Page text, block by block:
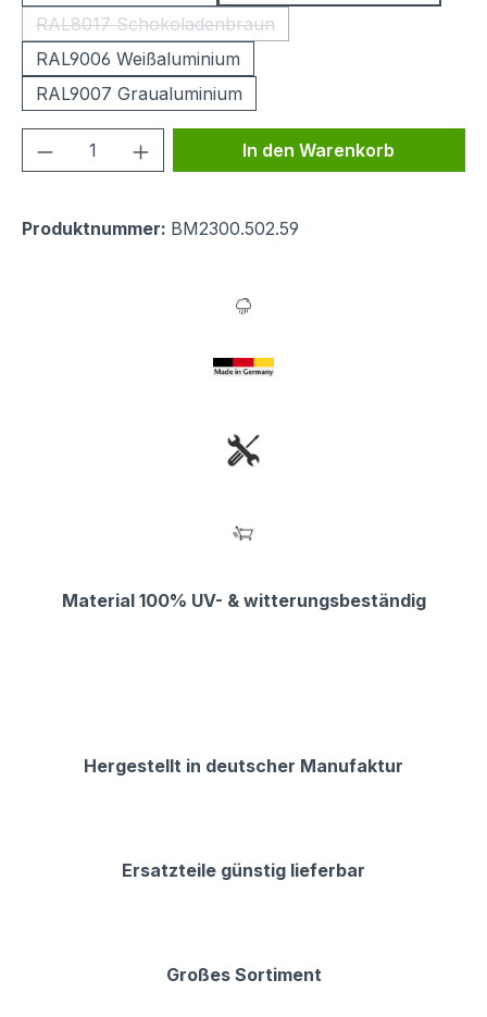
RAL8017 Schokoladenbraun
(Diese Option ist zurzeit nicht verfügbar.)
RAL9006 Weißaluminium
RAL9007 Graualuminium
Produkt Anzahl: Gib denIn den Warenkorb
Produktnummer: BM2300.502.59
Material 100% UV- & witterungsbeständig
Hergestellt in deutscher Manufaktur
Ersatzteile günstig lieferbar
Großes Sortiment